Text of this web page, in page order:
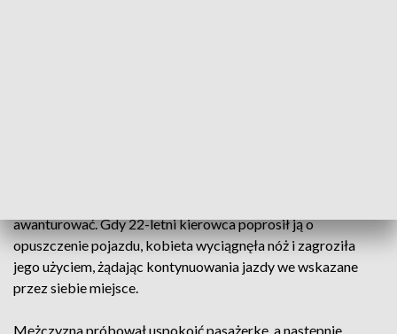
awanturować. Gdy 22-letni kierowca poprosił ją o
opuszczenie pojazdu, kobieta wyciągnęła nóż i zagroziła
jego użyciem, żądając kontynuowania jazdy we wskazane
przez siebie miejsce.
Mężczyzna próbował uspokoić pasażerkę, a następnie